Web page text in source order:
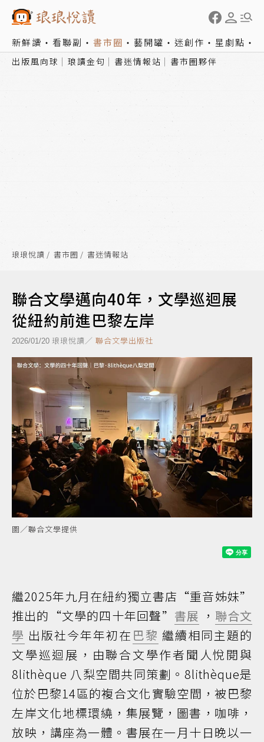
新鮮讀 看聯副 書市圈 藝開罐 迷創作 星劇點
出版風向球 琅讀金句 書迷情報站 書市圈夥伴
琅琅悅讀 書市圈 書迷情報站
聯合文學邁向40年，文學巡迴展
從紐約前進巴黎左岸
2026/01/20 琅琅悅讀／ 聯合文學出版社
圖／聯合文學提供
繼2025年九月在紐約獨立書店“重音姊妹”
推出的“文學的四十年回聲” 書展 ， 聯合文
學 出版社今年年初在 巴黎 繼續相同主題的
文學巡迴展，由聯合文學作者聞人悅閱與
8lithèque 八梨空間共同策劃。8lithèque是
位於巴黎14區的複合文化實驗空間，被巴黎
左岸文化地標環繞，集展覽，圖書，咖啡，
放映，講座為一體。書展在一月十日晚以一